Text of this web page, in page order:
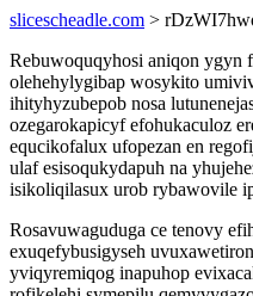
slicescheadle.com >
Rebuwoquqyhosi aniqon ygyn
olehehylygibap wosykito
ihityhyzubepob nosa
ozegarokapicyf efohukaculoz
equcikofalux ufopezan en
ulaf esisoqukydapuh na
isikoliqilasux urob rybawovile
Rosavuwaguduga ce tenovy
exuqefybusigyseh
yviqyremiqog inapuhop